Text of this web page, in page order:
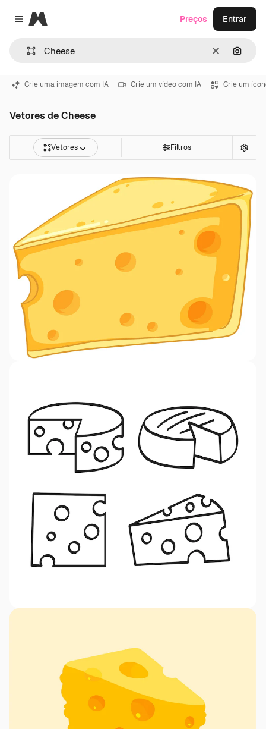
Close menu
Magnific
Limpar
Preços Entrar
Crie uma imagem com IA Crie um vídeo com IA Crie um
Vetores de Cheese
Vetores Filtros